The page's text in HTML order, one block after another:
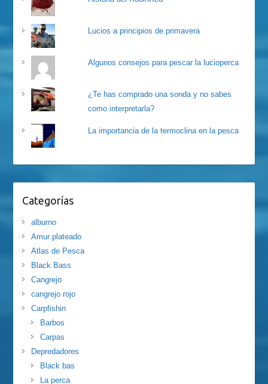
Lucios a principios de primavera
Algunos consejos para pescar la lucioperca
¿Te has comprado una sonda y no sabes
como interpretarla?
La importancia de la termoclina en la pesca
Categorías
alburno
Amur plateado
Atlas de Pesca
Black Bass
Cangrejo
cangrejo rojo
Carpfishin
Barbos
Carpas
Depredadores
Black bas
La perca